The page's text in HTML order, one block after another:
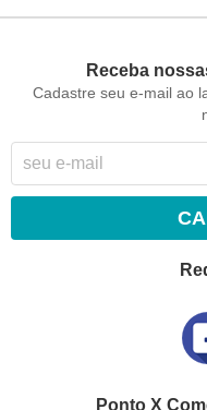
Receba
Cadastre seu e-mail ao
Ponto X